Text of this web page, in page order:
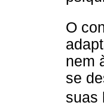
O
nem
se
suas